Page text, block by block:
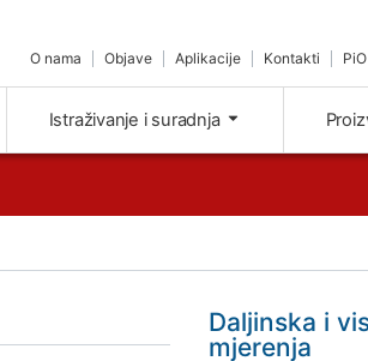
O nama Objave Aplikacije Kontakti PiO
Istraživanje i suradnja
Daljinska i
mjerenja